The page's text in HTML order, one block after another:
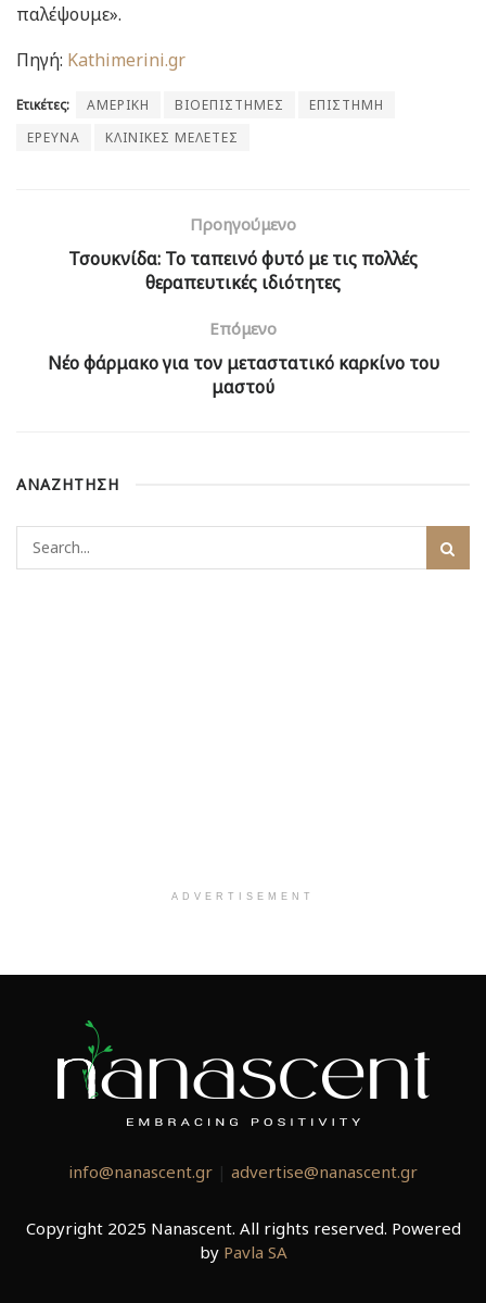
παλέψουμε».
Πηγή: Kathimerini.gr
Ετικέτες: ΑΜΕΡΙΚΗ ΒΙΟΕΠΙΣΤΗΜΕΣ
ΕΠΙΣΤΗΜΗ
ΕΡΕΥΝΑ
ΚΛΙΝΙΚΕΣ ΜΕΛΕΤΕΣ
Προηγούμενο
Τσουκνίδα: Το ταπεινό φυτό με τις πολλές
θεραπευτικές ιδιότητες
Επόμενο
Νέο φάρμακο για τον μεταστατικό καρκίνο του
μαστού
ΑΝΑΖΗΤΗΣΗ
ADVERTISEMENT
info@nanascent.gr | advertise@nanascent.gr
Copyright 2025 Nanascent. All rights reserved. Powered
by Pavla SA